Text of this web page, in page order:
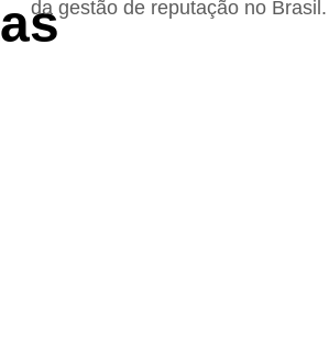
da gestão de reputação no Brasil.